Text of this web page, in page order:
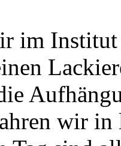
im Institut
wir